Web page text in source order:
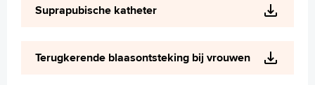
Suprapubische katheter
Terugkerende blaasontsteking bij vrouwen